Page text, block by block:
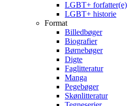
LGBT+ forfatter(e)
LGBT+ historie
Format
Billedbøger
Biografier
Børnebøger
Digte
Faglitteratur
Manga
Pegebøger
Skønlitteratur